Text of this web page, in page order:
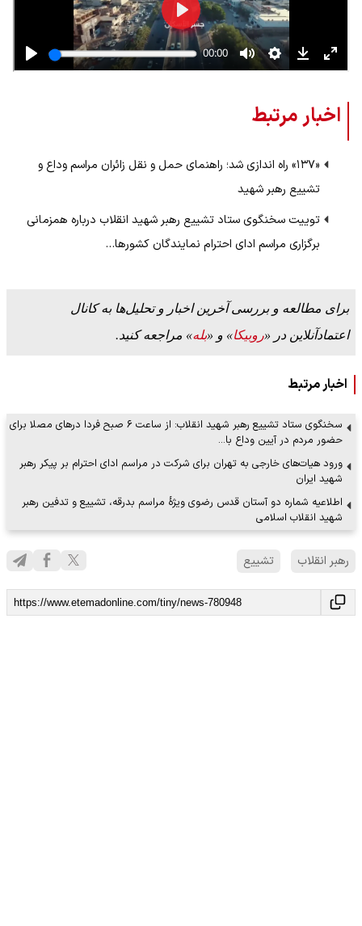
اخبار مرتبط
«۱۳۷» راه اندازی شد؛ راهنمای حمل و نقل زائران مراسم وداع و
تشییع رهبر شهید
توییت سخنگوی ستاد تشییع رهبر شهید انقلاب درباره همزمانی
برگزاری مراسم ادای احترام نمایندگان کشورها…
برای مطالعه و بررسی آخرین اخبار و تحلیل‌ها به کانال
اعتمادآنلاین در «روبیکا» و «بله» مراجعه کنید.
اخبار مرتبط
سخنگوی ستاد تشییع رهبر شهید انقلاب: از ساعت ۶ صبح فردا درهای مصلا برای
حضور مردم در آیین وداع با…
ورود هیات‌های خارجی به تهران برای شرکت در مراسم ادای احترام بر پیکر رهبر
شهید ایران
اطلاعیه شماره دو آستان قدس رضوی ویژهٔ مراسم بدرقه، تشییع و تدفین رهبر
شهید انقلاب اسلامی
رهبر انقلاب تشییع